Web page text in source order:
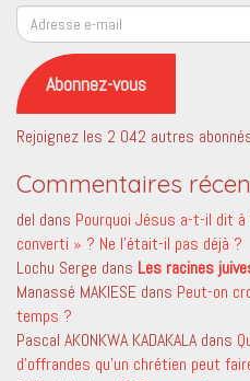
Adresse
e-
mail
Abonnez-vous
Rejoignez les 2 042 autres
Commentaires
del dans Pourquoi Jésus a-t-il dit
converti » ? Ne l’était-il pas déjà ?
Lochu Serge dans Les racines
Manassé MAKIESE dans Peut-on
temps ?
Pascal AKONKWA KADAKALA dans
d’offrandes qu’un chrétien peut